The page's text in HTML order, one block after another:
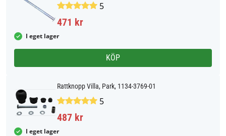
5
471 kr
I eget lager
KÖP
Rattknopp Villa, Park, 1134-3769-01
5
487 kr
I eget lager